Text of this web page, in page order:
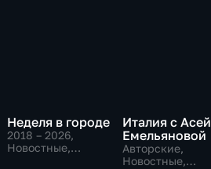
Неделя в городе
2018 – 2026,
Новостные,
Италия с Асей
Емельяновой
Авторские,
Новостные,